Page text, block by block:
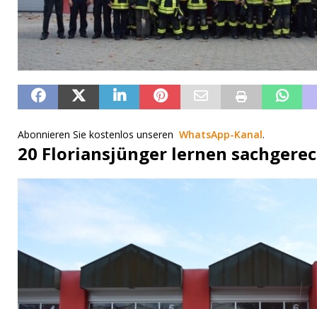
Abonnieren Sie kostenlos unseren WhatsApp-Kanal.
20 Floriansjünger lernen